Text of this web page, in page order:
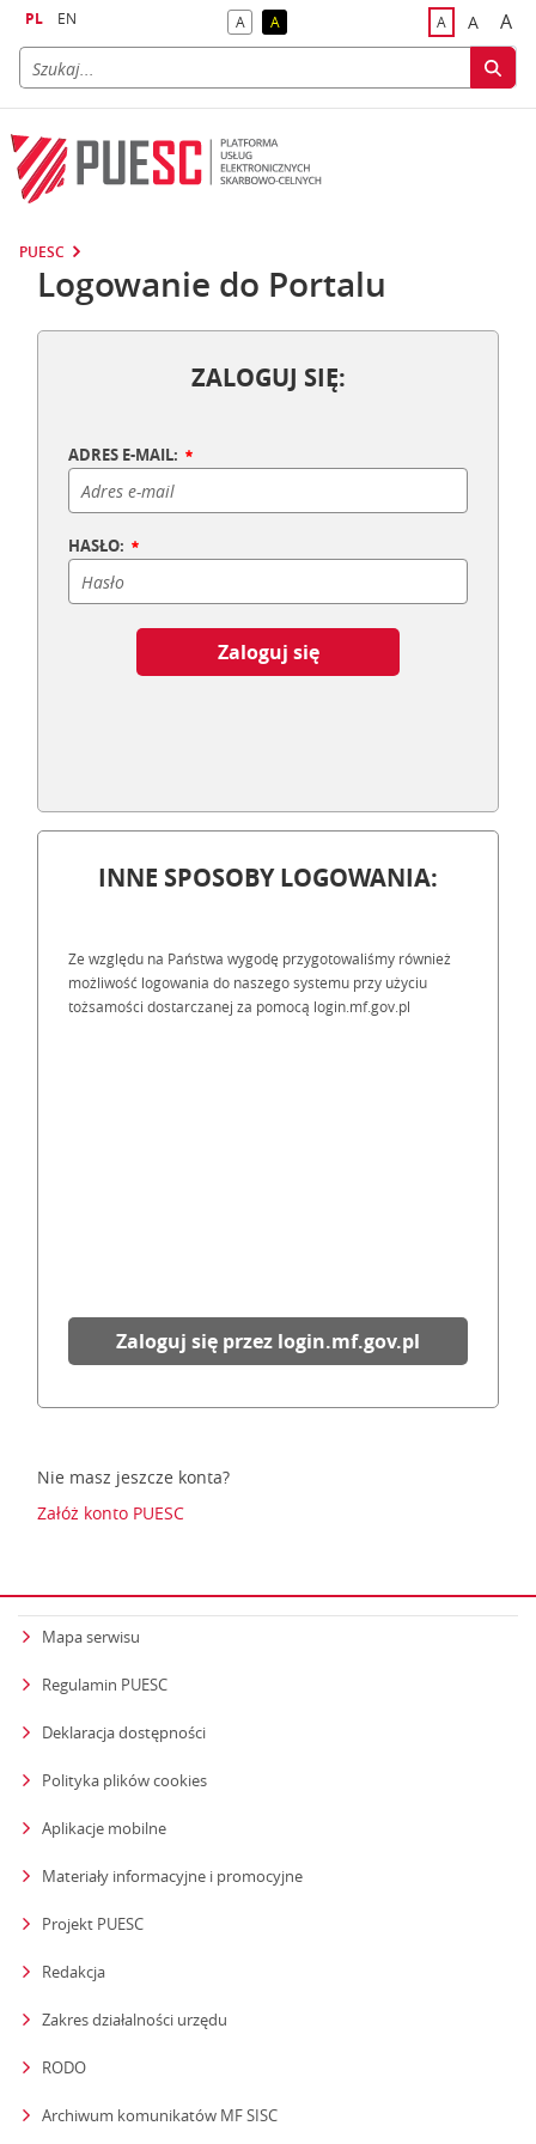
PL EN Akontrast domyślny
Akontrast żółty tekst na czarnym tle
Adomyślna
A A
PUESC
Logowanie do Portalu
ZALOGUJ SIĘ:
ADRES E-MAIL:
HASŁO:
Zaloguj się
INNE SPOSOBY LOGOWANIA:
Ze względu na Państwa wygodę przygotowaliśmy również
możliwość logowania do naszego systemu przy użyciu
tożsamości dostarczanej za pomocą login.mf.gov.pl
Zaloguj się przez login.mf.gov.pl
Nie masz jeszcze konta?
Załóż konto PUESC
Mapa serwisu
Regulamin PUESC
Deklaracja dostępności
Polityka plików cookies
Aplikacje mobilne
Materiały informacyjne i promocyjne
Projekt PUESC
Redakcja
Zakres działalności urzędu
RODO
Archiwum komunikatów MF SISC